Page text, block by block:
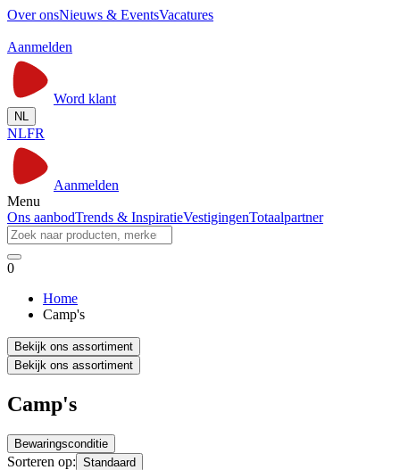
Over onsNieuws & EventsVacatures
Aanmelden
Word klant
NL
NLFR
Aanmelden
Menu
Ons aanbodTrends & InspiratieVestigingenTotaalpartner
0
Home
Camp's
Bekijk ons assortiment
Bekijk ons assortiment
Camp's
Bewaringsconditie
Sorteren op: Standaard